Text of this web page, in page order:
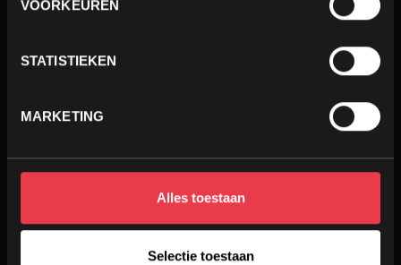
VOORKEUREN
STATISTIEKEN
MARKETING
Alles toestaan
Selectie toestaan